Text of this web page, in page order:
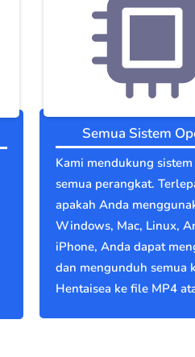
Semua Sistem
Kami mendukung sistem
semua perangkat.
apakah Anda
Windows, Mac, Linux,
iPhone, Anda dapat
dan mengunduh semua
Hentaisea ke file MP4